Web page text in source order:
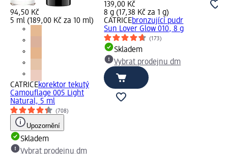
94,50 Kč
5 ml (189,00 Kč za 10 ml)
CATRICEkorektor tekutý
Camouflage 005 Light
Natural, 5 ml
(708)
Upozornění
Skladem
Vybrat prodejnu dm
139,00 Kč
8 g (17,38 Kč za 1 g)
CATRICEbronzující pudr
Sun Lover Glow 010, 8 g
(173)
Skladem
Vybrat prodejnu dm